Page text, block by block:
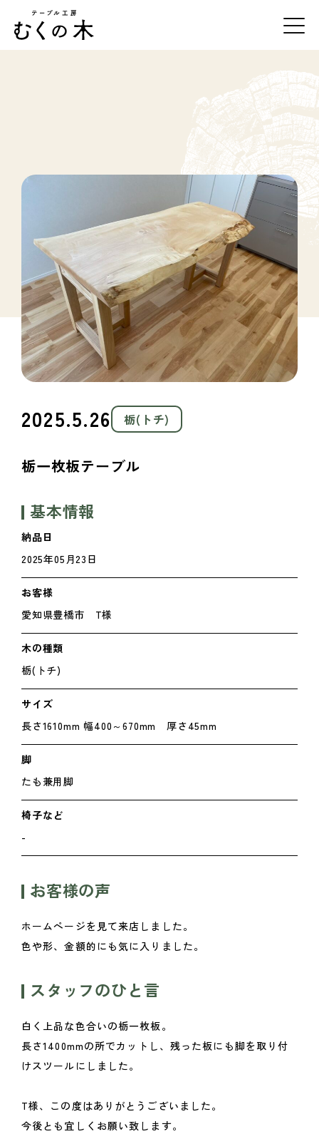
テーブル工房むくの木について
事例紹介
オーダーの流れ
お手入れ方法
店舗・アクセス
お問合せ
2025.5.26 栃(トチ)
栃一枚板テーブル
基本情報
納品日
2025年05月23日
お客様
愛知県豊橋市 T様
木の種類
栃(トチ)
サイズ
長さ1610mm 幅400～670mm 厚さ45mm
脚
たも兼用脚
椅子など
-
お客様の声
ホームページを見て来店しました。
色や形、金額的にも気に入りました。
スタッフのひと言
白く上品な色合いの栃一枚板。
長さ1400mmの所でカットし、残った板にも脚を取り付
けスツールにしました。
T様、この度はありがとうございました。
今後とも宜しくお願い致します。